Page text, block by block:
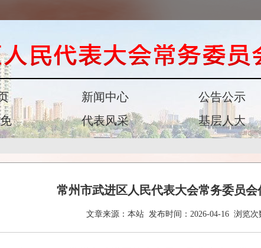
新闻中心 公告公示
代表风采 基层人大
常州市武进区人民代表大会常务委员会
文章来源： 本站 发布时间： 2026-04-16 浏览次